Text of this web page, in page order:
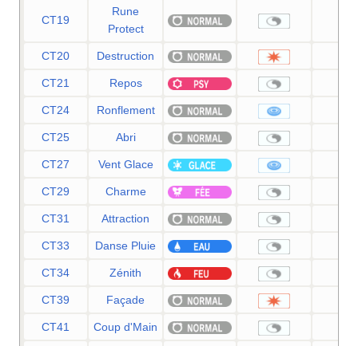
CT19
Rune
Protect
CT20 Destruction
CT21 Repos
CT24 Ronflement
CT25 Abri
CT27 Vent Glace
CT29 Charme
CT31 Attraction
CT33 Danse Pluie
CT34 Zénith
CT39 Façade
CT41 Coup d'Main